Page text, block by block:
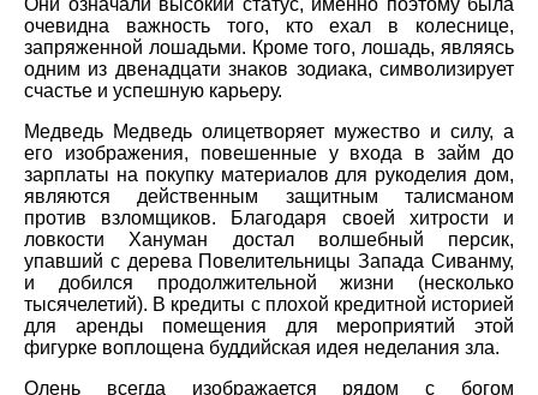
очевидна важность того, кто ехал в колеснице,
запряженной лошадьми. Кроме того, лошадь, являясь
одним из двенадцати знаков зодиака, символизирует
счастье и успешную карьеру.
Медведь Медведь олицетворяет мужество и силу, а
его изображения, повешенные у входа в займ до
зарплаты на покупку материалов для рукоделия дом,
являются действенным защитным талисманом
против взломщиков. Благодаря своей хитрости и
ловкости Хануман достал волшебный персик,
упавший с дерева Повелительницы Запада Сиванму,
и добился продолжительной жизни (несколько
тысячелетий). В кредиты с плохой кредитной историей
для аренды помещения для мероприятий этой
фигурке воплощена буддийская идея неделания зла.
Олень всегда изображается рядом с богом